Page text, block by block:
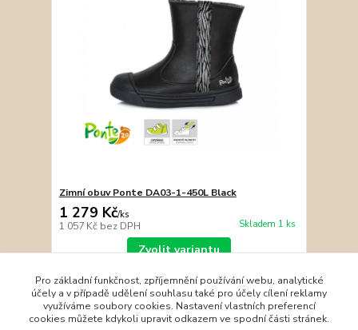
Zimní obuv Ponte DA03-1-450L Black
1 279 Kč/ks
1 057 Kč bez DPH Skladem 1 ks
Zvolit variantu
strana z 1
Pro základní funkčnost, zpříjemnění používání webu, analytické
účely a v případě udělení souhlasu také pro účely cílení reklamy
využíváme soubory cookies. Nastavení vlastních preferencí
cookies můžete kdykoli upravit odkazem ve spodní části stránek.